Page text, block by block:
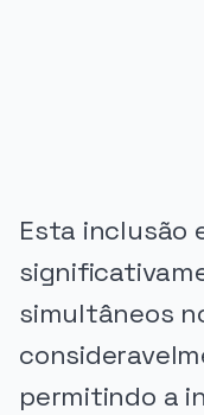
Esta inclusão
simultâneos
permitindo a